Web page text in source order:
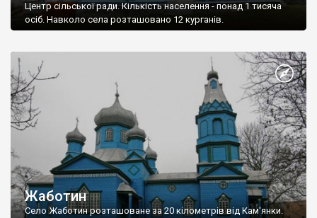
Центр сільської ради. Кількість населення - понад 1 тисяча
осіб. Навколо села розташовано 12 курганів.
Жаботин
Cело Жаботин розташоване за 20 кілометрів від Кам'янки.